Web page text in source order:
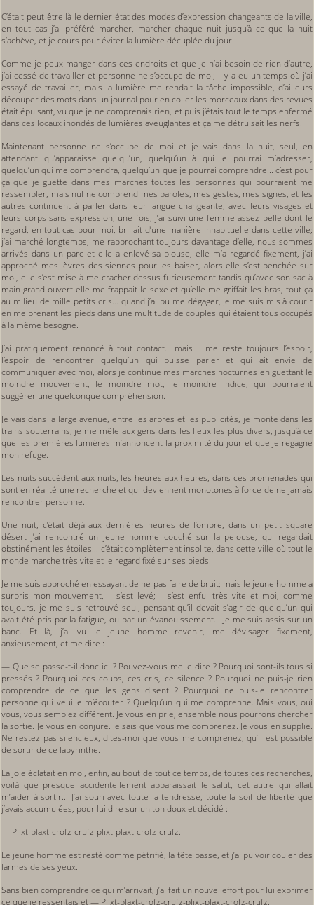
C’était peut-être là le dernier état des modes d’expression changeants de la ville,
en tout cas j’ai préféré marcher, marcher chaque nuit jusqu’à ce que la nuit
s’achève, et je cours pour éviter la lumière décuplée du jour.
Comme je peux manger dans ces endroits et que je n’ai besoin de rien d’autre,
j’ai cessé de travailler et personne ne s’occupe de moi; il y a eu un temps où j’ai
essayé de travailler, mais la lumière me rendait la tâche impossible, d’ailleurs
découper des mots dans un journal pour en coller les morceaux dans des revues
était épuisant, vu que je ne comprenais rien, et puis j’étais tout le temps enfermé
dans ces locaux inondés de lumières aveuglantes et ça me détruisait les nerfs.
Maintenant personne ne s’occupe de moi et je vais dans la nuit, seul, en
attendant qu’apparaisse quelqu’un, quelqu’un à qui je pourrai m’adresser,
quelqu’un qui me comprendra, quelqu’un que je pourrai comprendre... c’est pour
ça que je guette dans mes marches toutes les personnes qui pourraient me
ressembler, mais nul ne comprend mes paroles, mes gestes, mes signes, et les
autres continuent à parler dans leur langue changeante, avec leurs visages et
leurs corps sans expression; une fois, j’ai suivi une femme assez belle dont le
regard, en tout cas pour moi, brillait d’une manière inhabituelle dans cette ville;
j’ai marché longtemps, me rapprochant toujours davantage d’elle, nous sommes
arrivés dans un parc et elle a enlevé sa blouse, elle m’a regardé fixement, j’ai
approché mes lèvres des siennes pour les baiser, alors elle s’est penchée sur
moi, elle s’est mise à me cracher dessus furieusement tandis qu’avec son sac à
main grand ouvert elle me frappait le sexe et qu’elle me griffait les bras, tout ça
au milieu de mille petits cris... quand j’ai pu me dégager, je me suis mis à courir
en me prenant les pieds dans une multitude de couples qui étaient tous occupés
à la même besogne.
J’ai pratiquement renoncé à tout contact... mais il me reste toujours l’espoir,
l’espoir de rencontrer quelqu’un qui puisse parler et qui ait envie de
communiquer avec moi, alors je continue mes marches nocturnes en guettant le
moindre mouvement, le moindre mot, le moindre indice, qui pourraient
suggérer une quelconque compréhension.
Je vais dans la large avenue, entre les arbres et les publicités, je monte dans les
trains souterrains, je me mêle aux gens dans les lieux les plus divers, jusqu’à ce
que les premières lumières m’annoncent la proximité du jour et que je regagne
mon refuge.
Les nuits succèdent aux nuits, les heures aux heures, dans ces promenades qui
sont en réalité une recherche et qui deviennent monotones à force de ne jamais
rencontrer personne.
Une nuit, c’était déjà aux dernières heures de l’ombre, dans un petit square
désert j’ai rencontré un jeune homme couché sur la pelouse, qui regardait
obstinément les étoiles... c’était complètement insolite, dans cette ville où tout le
monde marche très vite et le regard fixé sur ses pieds.
Je me suis approché en essayant de ne pas faire de bruit; mais le jeune homme a
surpris mon mouvement, il s’est levé; il s’est enfui très vite et moi, comme
toujours, je me suis retrouvé seul, pensant qu’il devait s’agir de quelqu’un qui
avait été pris par la fatigue, ou par un évanouissement... Je me suis assis sur un
banc. Et là, j’ai vu le jeune homme revenir, me dévisager fixement,
anxieusement, et me dire :
— Que se passe-t-il donc ici ? Pouvez-vous me le dire ? Pourquoi sont-ils tous si
pressés ? Pourquoi ces coups, ces cris, ce silence ? Pourquoi ne puis-je rien
comprendre de ce que les gens disent ? Pourquoi ne puis-je rencontrer
personne qui veuille m’écouter ? Quelqu’un qui me comprenne. Mais vous, oui
vous, vous semblez différent. Je vous en prie, ensemble nous pourrons chercher
la sortie. Je vous en conjure. Je sais que vous me comprenez. Je vous en supplie.
Ne restez pas silencieux, dites-moi que vous me comprenez, qu’il est possible
de sortir de ce labyrinthe.
La joie éclatait en moi, enfin, au bout de tout ce temps, de toutes ces recherches,
voilà que presque accidentellement apparaissait le salut, cet autre qui allait
m’aider à sortir... J’ai souri avec toute la tendresse, toute la soif de liberté que
j’avais accumulées, pour lui dire sur un ton doux et décidé :
— Plixt-plaxt-crofz-crufz-plixt-plaxt-crofz-crufz.
Le jeune homme est resté comme pétrifié, la tête basse, et j’ai pu voir couler des
larmes de ses yeux.
Sans bien comprendre ce qui m’arrivait, j’ai fait un nouvel effort pour lui exprimer
ce que je ressentais et — Plixt-plaxt-crofz-crufz-plixt-plaxt-crofz-crufz.